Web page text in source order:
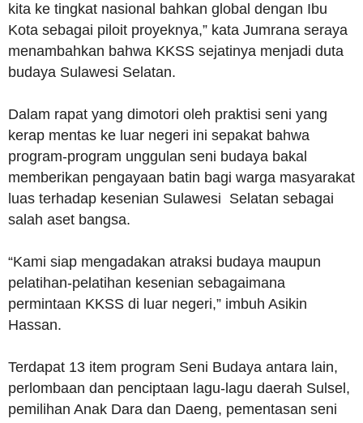
kita ke tingkat nasional bahkan global dengan Ibu
Kota sebagai piloit proyeknya,” kata Jumrana seraya
menambahkan bahwa KKSS sejatinya menjadi duta
budaya Sulawesi Selatan.
Dalam rapat yang dimotori oleh praktisi seni yang
kerap mentas ke luar negeri ini sepakat bahwa
program-program unggulan seni budaya bakal
memberikan pengayaan batin bagi warga masyarakat
luas terhadap kesenian Sulawesi Selatan sebagai
salah aset bangsa.
“Kami siap mengadakan atraksi budaya maupun
pelatihan-pelatihan kesenian sebagaimana
permintaan KKSS di luar negeri,” imbuh Asikin
Hassan.
Terdapat 13 item program Seni Budaya antara lain,
perlombaan dan penciptaan lagu-lagu daerah Sulsel,
pemilihan Anak Dara dan Daeng, pementasan seni